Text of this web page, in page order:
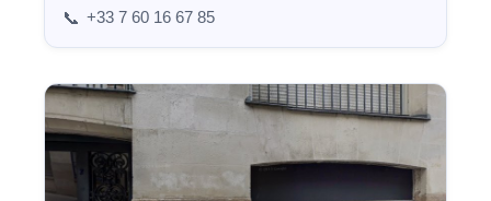
📞 +33 7 60 16 67 85